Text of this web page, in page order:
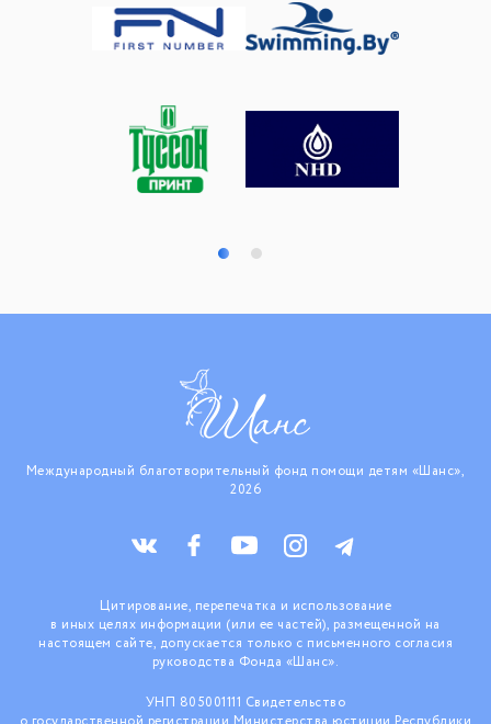
Международный благотворительный фонд помощи детям «Шанс»,
2026
Цитирование, перепечатка и использование
в иных целях информации (или ее частей), размещенной на
настоящем сайте, допускается только с письменного согласия
руководства Фонда «Шанс».
УНП 805001111 Свидетельство